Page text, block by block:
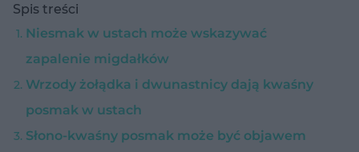
Spis treści
Niesmak w ustach może wskazywać
zapalenie migdałków
Wrzody żołądka i dwunastnicy dają kwaśny
posmak w ustach
Słono-kwaśny posmak może być objawem